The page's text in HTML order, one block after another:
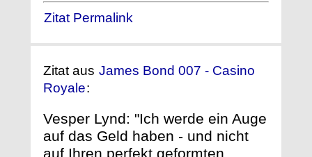
Zitat Permalink
Zitat aus James Bond 007 - Casino
Royale:
Vesper Lynd: "Ich werde ein Auge
auf das Geld haben - und nicht
auf Ihren perfekt geformten